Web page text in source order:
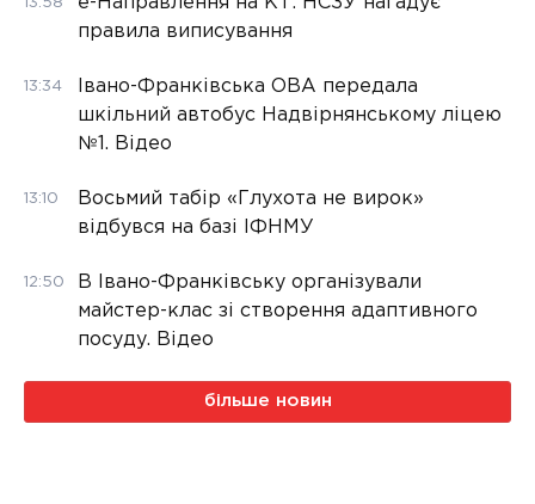
правила виписування
13:34
Івано-Франківська ОВА передала
шкільний автобус Надвірнянському ліцею
№1. Відео
13:10
Восьмий табір «Глухота не вирок»
відбувся на базі ІФНМУ
12:50
В Івано-Франківську організували
майстер-клас зі створення адаптивного
посуду. Відео
більше новин